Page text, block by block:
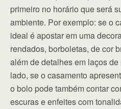
primeiro no horário que será
ambiente. Por exemplo: se o
ideal é apostar em uma
rendados, borboletas, de cor
além de detalhes em laços
lado, se o casamento
o bolo pode também contar
escuras e enfeites com